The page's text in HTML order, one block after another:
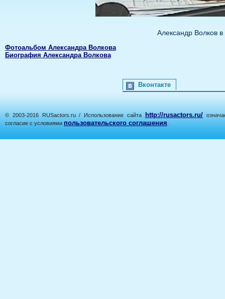
Александр Волков
Фотоальбом Александра Волкова
Биография Александра Волкова
Вконтакте
© 2003-2016 RUSactors.ru / Использование сайта http://rusactors.ru/
согласие с условиями пользовательского соглашения